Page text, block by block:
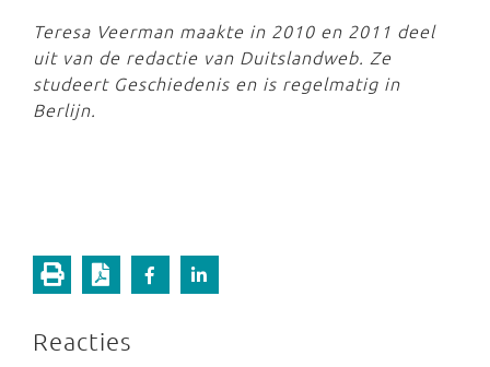
Teresa Veerman maakte in 2010 en 2011 deel
uit van de redactie van Duitslandweb. Ze
studeert Geschiedenis en is regelmatig in
Berlijn.
Reacties